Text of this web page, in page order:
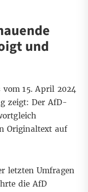
und
15. April 2024
zeigt: Der AfD-
Originaltext auf
letzten Umfragen
die AfD